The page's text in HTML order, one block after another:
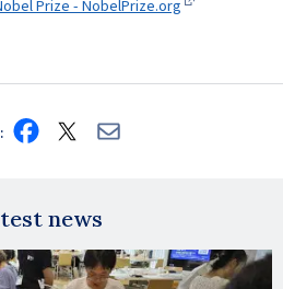
Prize - NobelPrize.org
Share
on
Share
on
Share
via
news